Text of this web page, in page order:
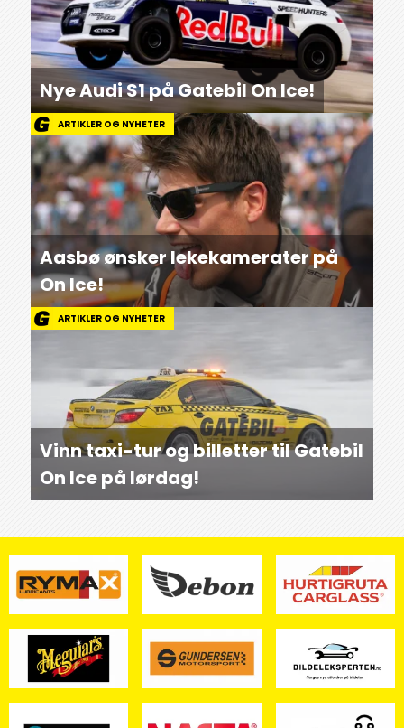
Nye Audi S1 på Gatebil On Ice!
ARTIKLER OG NYHETER
Aasbø ønsker lekekamerater på
On Ice!
ARTIKLER OG NYHETER
Vinn taxi-tur og billetter til Gatebil
On Ice på lørdag!